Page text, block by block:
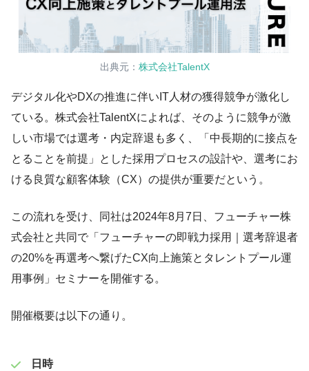
出典元： 株式会社TalentX
デジタル化やDXの推進に伴いIT人材の獲得競争が激化し
ている。株式会社TalentXによれば、そのように競争が激
しい市場では選考・内定辞退も多く、「中長期的に接点を
とることを前提」とした採用プロセスの設計や、選考にお
ける良質な顧客体験（CX）の提供が重要だという。
この流れを受け、同社は2024年8月7日、フューチャー株
式会社と共同で「フューチャーの即戦力採用｜選考辞退者
の20%を再選考へ繋げたCX向上施策とタレントプール運
用事例」セミナーを開催する。
開催概要は以下の通り。
日時